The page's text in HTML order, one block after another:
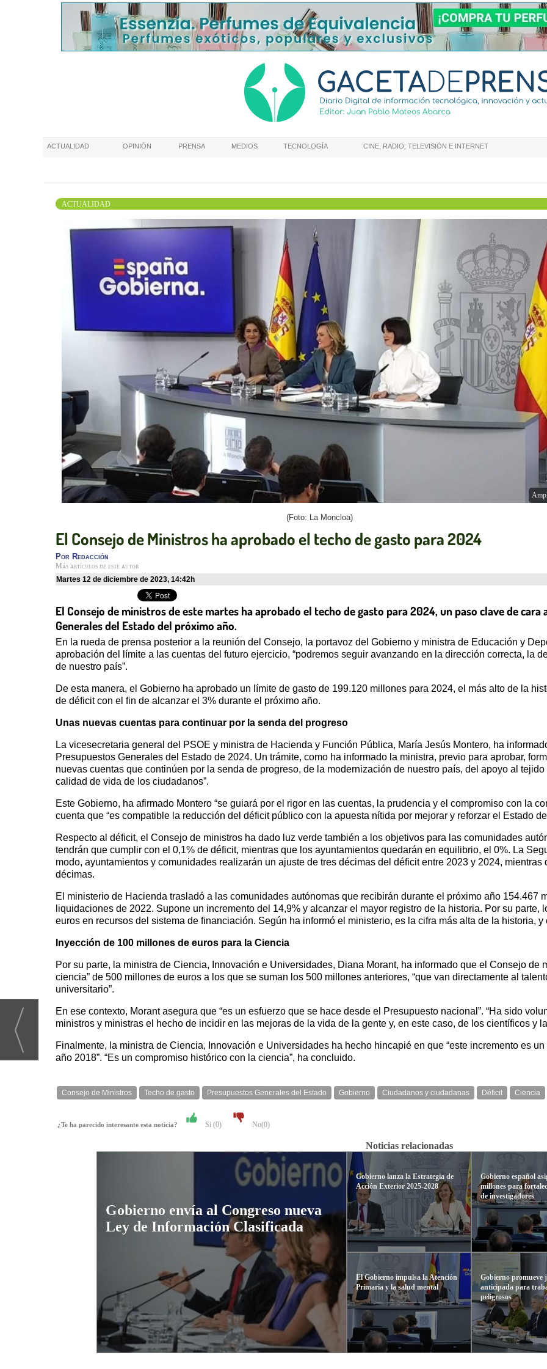
ACTUALIDAD OPINIÓN PRENSA MEDIOS TECNOLOGÍA CINE, RADIO, TELEVISIÓN E INTERNET
ACTUALIDAD
(Foto: La Moncloa)
El Consejo de Ministros ha aprobado el techo de gasto para 2024
Por Redacción
Más artículos de este autor
martes 12 de diciembre de 2023, 14:42h
El Consejo de ministros de este martes ha aprobado el techo de gasto para 2024, un paso clave de
Generales del Estado del próximo año.
En la rueda de prensa posterior a la reunión del Consejo, la portavoz del Gobierno y ministra de Educación y
aprobación del límite a las cuentas del futuro ejercicio, “podremos seguir avanzando en la dirección correcta, la
de nuestro país”.
De esta manera, el Gobierno ha aprobado un límite de gasto de 199.120 millones para 2024, el más alto de la
de déficit con el fin de alcanzar el 3% durante el próximo año.
Unas nuevas cuentas para continuar por la senda del progreso
La vicesecretaria general del PSOE y ministra de Hacienda y Función Pública, María Jesús Montero, ha
Presupuestos Generales del Estado de 2024. Un trámite, como ha informado la ministra, previo para aprobar,
nuevas cuentas que continúen por la senda de progreso, de la modernización de nuestro país, del apoyo al
calidad de vida de los ciudadanos”.
Este Gobierno, ha afirmado Montero “se guiará por el rigor en las cuentas, la prudencia y el compromiso con la
cuenta que “es compatible la reducción del déficit público con la apuesta nítida por mejorar y reforzar el Estado
Respecto al déficit, el Consejo de ministros ha dado luz verde también a los objetivos para las comunidades
tendrán que cumplir con el 0,1% de déficit, mientras que los ayuntamientos quedarán en equilibrio, el 0%. La
modo, ayuntamientos y comunidades realizarán un ajuste de tres décimas del déficit entre 2023 y 2024,
décimas.
El ministerio de Hacienda trasladó a las comunidades autónomas que recibirán durante el próximo año 154.467
liquidaciones de 2022. Supone un incremento del 14,9% y alcanzar el mayor registro de la historia. Por su
euros en recursos del sistema de financiación. Según ha informó el ministerio, es la cifra más alta de la historia,
Inyección de 100 millones de euros para la Ciencia
Por su parte, la ministra de Ciencia, Innovación e Universidades, Diana Morant, ha informado que el Consejo de
ciencia” de 500 millones de euros a los que se suman los 500 millones anteriores, “que van directamente al
universitario”.
En ese contexto, Morant asegura que “es un esfuerzo que se hace desde el Presupuesto nacional”. “Ha sido
ministros y ministras el hecho de incidir en las mejoras de la vida de la gente y, en este caso, de los científicos y
Finalmente, la ministra de Ciencia, Innovación e Universidades ha hecho hincapié en que “este incremento es
año 2018”. “Es un compromiso histórico con la ciencia”, ha concluido.
Consejo de Ministros Techo de gasto Presupuestos Generales del Estado Gobierno Ciudadanos y ciudadanas Déficit Ciencia
¿Te ha parecido interesante esta noticia? Si (0) No(0)
Noticias relacionadas
Gobierno envía al Congreso nueva
Ley de Información Clasificada
Gobierno lanza la Estrategia de
Acción Exterior 2025-2028
El Gobierno impulsa la Atención
Primaria y la salud mental
Gobierno español
millones para
de investigadores
Gobierno promueve
anticipada para
peligrosos